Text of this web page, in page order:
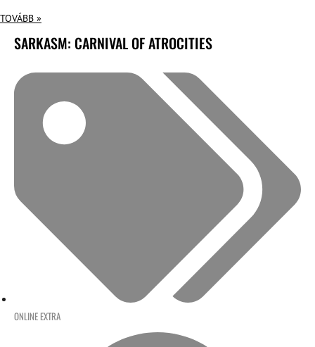
TOVÁBB »
SARKASM: CARNIVAL OF ATROCITIES
ONLINE EXTRA